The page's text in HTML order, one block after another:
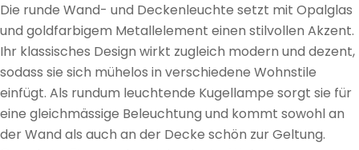
Die runde Wand- und Deckenleuchte setzt mit Opalglas
und goldfarbigem Metallelement einen stilvollen Akzent.
Ihr klassisches Design wirkt zugleich modern und dezent,
sodass sie sich mühelos in verschiedene Wohnstile
einfügt. Als rundum leuchtende Kugellampe sorgt sie für
eine gleichmässige Beleuchtung und kommt sowohl an
der Wand als auch an der Decke schön zur Geltung.